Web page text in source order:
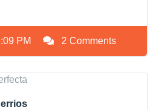
PM 2 Comments